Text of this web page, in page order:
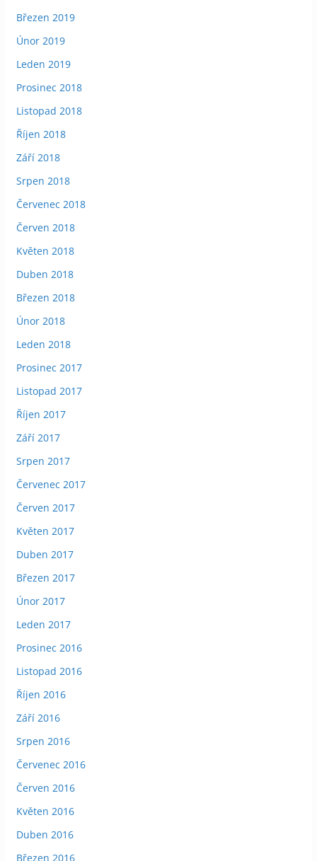
Březen 2019
Únor 2019
Leden 2019
Prosinec 2018
Listopad 2018
Říjen 2018
Září 2018
Srpen 2018
Červenec 2018
Červen 2018
Květen 2018
Duben 2018
Březen 2018
Únor 2018
Leden 2018
Prosinec 2017
Listopad 2017
Říjen 2017
Září 2017
Srpen 2017
Červenec 2017
Červen 2017
Květen 2017
Duben 2017
Březen 2017
Únor 2017
Leden 2017
Prosinec 2016
Listopad 2016
Říjen 2016
Září 2016
Srpen 2016
Červenec 2016
Červen 2016
Květen 2016
Duben 2016
Březen 2016